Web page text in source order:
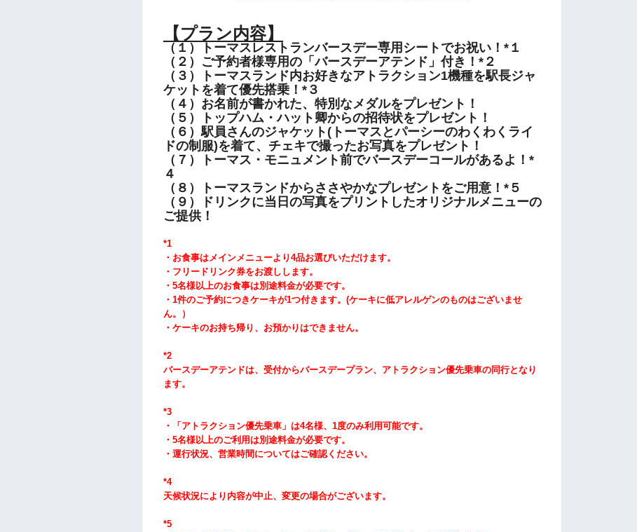
【プラン内容】
（１）トーマスレストランバースデー専用シートでお祝い！*１
（２）ご予約者様専用の「バースデーアテンド」付き！*２
（３）トーマスランド内お好きなアトラクション1機種を駅長ジャ
ケットを着て優先搭乗！*３
（４）お名前が書かれた、特別なメダルをプレゼント！
（５）トップハム・ハット卿からの招待状をプレゼント！
（６）駅員さんのジャケット(トーマスとパーシーのわくわくライ
ドの制服)を着て、チェキで撮ったお写真をプレゼント！
（７）トーマス・モニュメント前でバースデーコールがあるよ！*
４
（８）トーマスランドからささやかなプレゼントをご用意！*５
（９）ドリンクに当日の写真をプリントしたオリジナルメニューの
ご提供！
*1
・お食事はメインメニューより4品お選びいただけます。
・フリードリンク券をお渡しします。
・5名様以上のお食事は別途料金が必要です。
・1件のご予約につきケーキが1つ付きます。 (ケーキに低アレルゲンのものはございませ
ん。）
・ケーキのお持ち帰り、お預かりはできません。
*2
バースデーアテンドは、受付からバースデープラン、アトラクション優先乗車の同行となり
ます。
*3
・「アトラクション優先乗車」は4名様、1度のみ利用可能です。
・5名様以上のご利用は別途料金が必要です。
・運行状況、営業時間についてはご確認ください。
*4
天候状況により内容が中止、変更の場合がございます。
*5